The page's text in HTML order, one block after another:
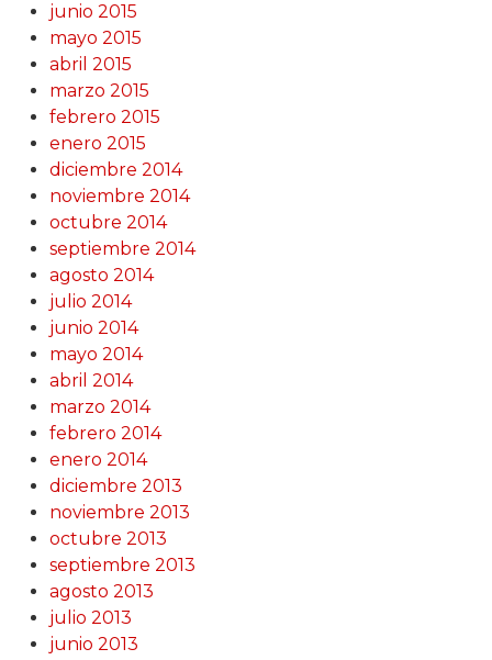
junio 2015
mayo 2015
abril 2015
marzo 2015
febrero 2015
enero 2015
diciembre 2014
noviembre 2014
octubre 2014
septiembre 2014
agosto 2014
julio 2014
junio 2014
mayo 2014
abril 2014
marzo 2014
febrero 2014
enero 2014
diciembre 2013
noviembre 2013
octubre 2013
septiembre 2013
agosto 2013
julio 2013
junio 2013